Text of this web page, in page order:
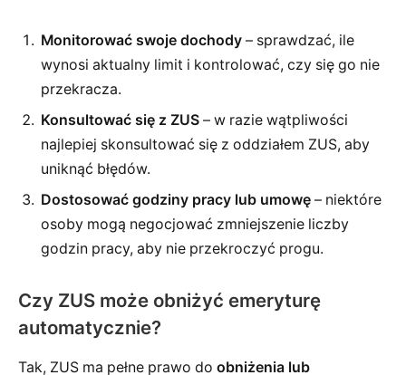
Monitorować swoje dochody – sprawdzać, ile
wynosi aktualny limit i kontrolować, czy się go nie
przekracza.
Konsultować się z ZUS – w razie wątpliwości
najlepiej skonsultować się z oddziałem ZUS, aby
uniknąć błędów.
Dostosować godziny pracy lub umowę – niektóre
osoby mogą negocjować zmniejszenie liczby
godzin pracy, aby nie przekroczyć progu.
Czy ZUS może obniżyć emeryturę
automatycznie?
Tak, ZUS ma pełne prawo do obniżenia lub